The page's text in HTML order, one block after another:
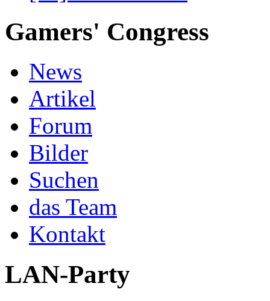
Gamers' Congress
News
Artikel
Forum
Bilder
Suchen
das Team
Kontakt
LAN-Party